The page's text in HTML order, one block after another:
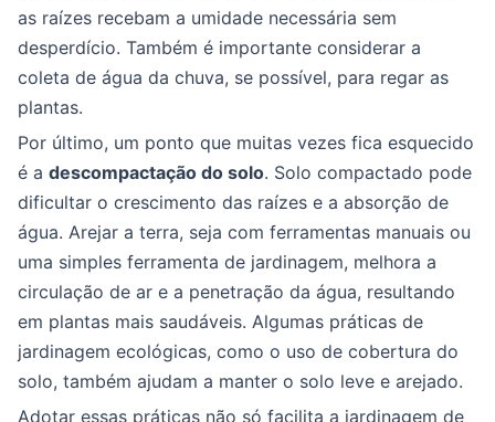
as raízes recebam a umidade necessária sem
desperdício. Também é importante considerar a
coleta de água da chuva, se possível, para regar as
plantas.
Por último, um ponto que muitas vezes fica esquecido
é a descompactação do solo. Solo compactado pode
dificultar o crescimento das raízes e a absorção de
água. Arejar a terra, seja com ferramentas manuais ou
uma simples ferramenta de jardinagem, melhora a
circulação de ar e a penetração da água, resultando
em plantas mais saudáveis. Algumas práticas de
jardinagem ecológicas, como o uso de cobertura do
solo, também ajudam a manter o solo leve e arejado.
Adotar essas práticas não só facilita a jardinagem de